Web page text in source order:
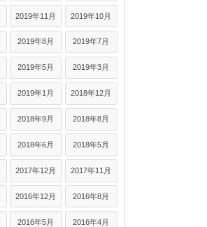
2019年11月 2019年10月
2019年8月 2019年7月
2019年5月 2019年3月
2019年1月 2018年12月
2018年9月 2018年8月
2018年6月 2018年5月
2017年12月 2017年11月
2016年12月 2016年8月
2016年5月 2016年4月